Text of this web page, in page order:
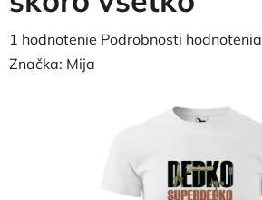
Priemerné
hodnotenie
1 hodnotenie Podrobnosti hodnotenia
Značka: Mija